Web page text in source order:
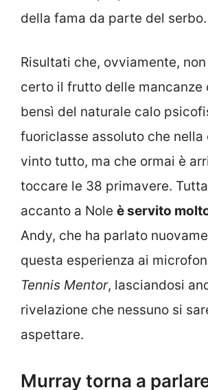
della fama da parte del serbo.
Risultati che, ovviamente,
certo il frutto delle mancanze
bensì del naturale calo
fuoriclasse assoluto che nella
vinto tutto, ma che ormai è
toccare le 38 primavere.
accanto a Nole è servito
Andy, che ha parlato
questa esperienza ai
Tennis Mentor, lasciandosi
rivelazione che nessuno si
aspettare.
Murray torna a